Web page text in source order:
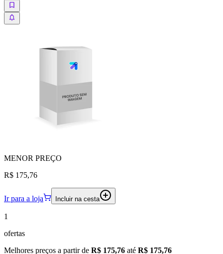
MENOR PREÇO
R$ 175,76
Ir para a loja Incluir na cesta
1
ofertas
Melhores preços a partir de R$ 175,76 até R$ 175,76